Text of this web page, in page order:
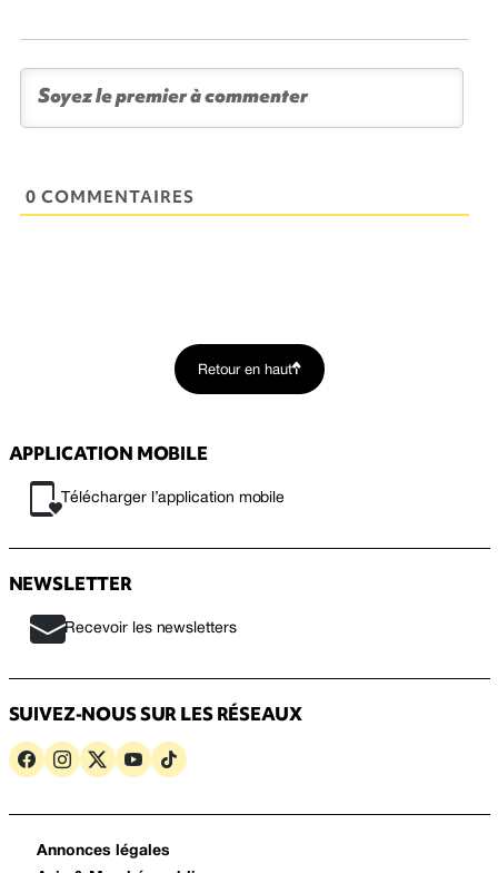
0 COMMENTAIRES
Retour en haut
APPLICATION MOBILE
Télécharger l’application mobile
NEWSLETTER
Recevoir les newsletters
SUIVEZ-NOUS SUR LES RÉSEAUX
Annonces légales